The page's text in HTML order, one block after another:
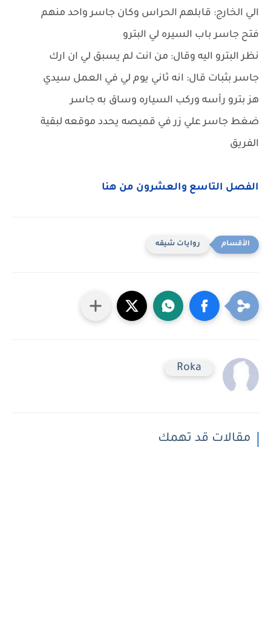
الي الخارج: قابلهم الحراس وكان جاسر واحد منهم
فتح جاسر باب السيره لي البترو
نظر البترو اليه وقال: من انت لم يسبق لي ان ارك
جاسر بثبات قال: انه ثاني يوم لي في العمل سيدي
هز بترو رأسه وركب السياره وساق به جاسر
ضغط جاسر علي زر في قميصه يحدد موقعه لبقية
الفريق
الفصل التاسع والعشرون من هنا
روايات شيقه
Roka
مقالات قد تهمك